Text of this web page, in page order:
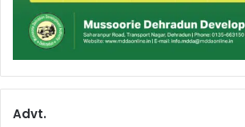
Advt.